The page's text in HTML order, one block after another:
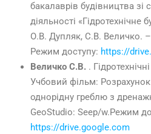
бакалаврів будівництва
діяльності «Гідротехнічне
О.В. Дупляк, С.В. Величко.
Режим доступу: https://
Величко С.В. .
Учбовий фільм: Розрахунок
однорідну греблю з
GeoStudio: Seep/w.Режим
https://drive.google.com